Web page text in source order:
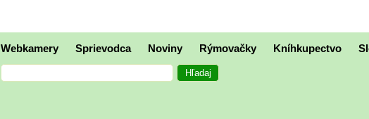
Webkamery Sprievodca Noviny Rýmovačky Kníhkupectvo